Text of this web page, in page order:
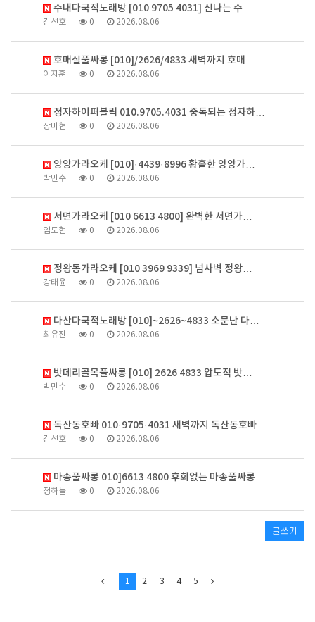
수내다국적노래방 [010 9705 4031] 신나는 수…
김선호 0 2026.08.06
호매실풀싸롱 [010]/2626/4833 새벽까지 호매…
이지훈 0 2026.08.06
정자하이퍼블릭 010.9705.4031 중독되는 정자하…
장미현 0 2026.08.06
양양가라오케 [010]·4439·8996 황홀한 양양가…
박민수 0 2026.08.06
서면가라오케 [010 6613 4800] 완벽한 서면가…
임도현 0 2026.08.06
정왕동가라오케 [010 3969 9339] 넘사벽 정왕…
강태윤 0 2026.08.06
다산다국적노래방 [010]~2626~4833 소문난 다…
최유진 0 2026.08.06
밧데리골목풀싸롱 [010] 2626 4833 압도적 밧…
박민수 0 2026.08.06
독산동호빠 010·9705·4031 새벽까지 독산동호빠…
김선호 0 2026.08.06
마송풀싸롱 010]6613 4800 후회없는 마송풀싸롱…
정하늘 0 2026.08.06
글쓰기
1 2 3 4 5